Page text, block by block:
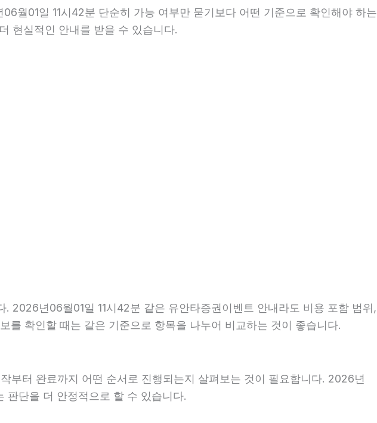
월01일 11시42분 단순히 가능 여부만 묻기보다 어떤 기준으로 확인해야 하는
현실적인 안내를 받을 수 있습니다.
2026년06월01일 11시42분 같은 유안타증권이벤트 안내라도 비용 포함 범위,
를 확인할 때는 같은 기준으로 항목을 나누어 비교하는 것이 좋습니다.
부터 완료까지 어떤 순서로 진행되는지 살펴보는 것이 필요합니다. 2026년
판단을 더 안정적으로 할 수 있습니다.